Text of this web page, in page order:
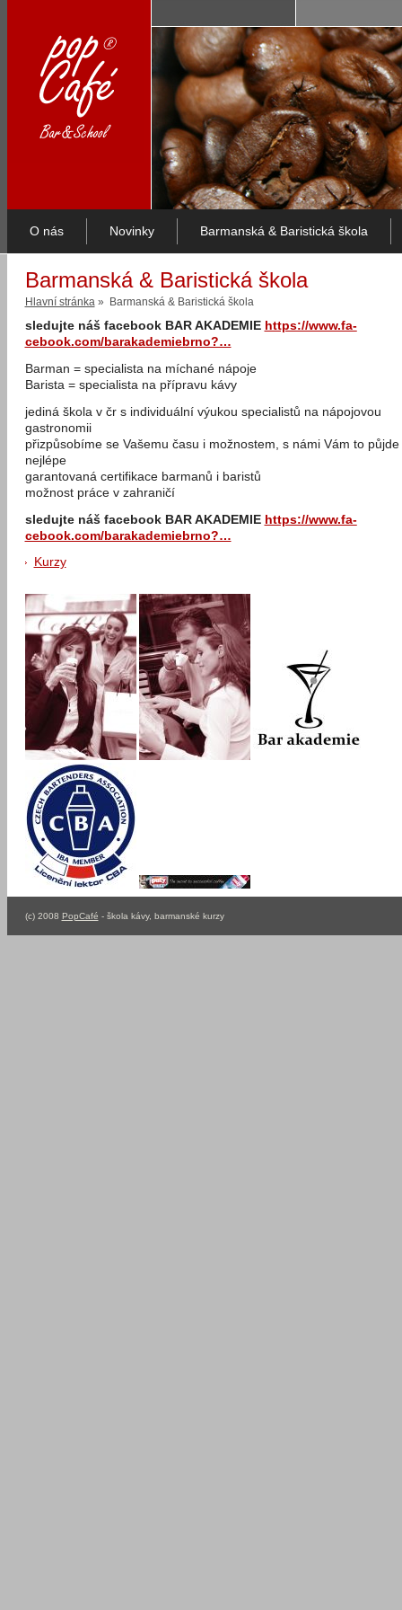
O nás Novinky Barmanská & Baristická škola
Barmanská & Baristická škola
Hlavní stránka » Barmanská & Baristická škola
sledujte náš facebook BAR AKADEMIE https://www.fa­
cebook.com/ba­rakademiebrno­?…
Barman = specialista na míchané nápoje
Barista = specialista na přípravu kávy
jediná škola v čr s individuální výukou specialistů na nápojovou
gastronomii
přizpůsobíme se Vašemu času i možnostem, s námi Vám to půjde
nejlépe
garantovaná certifikace barmanů i baristů
možnost práce v zahraničí
sledujte náš facebook BAR AKADEMIE https://www.fa­
cebook.com/ba­rakademiebrno­?…
Kurzy
(c) 2008 PopCafé - škola kávy, barmanské kurzy